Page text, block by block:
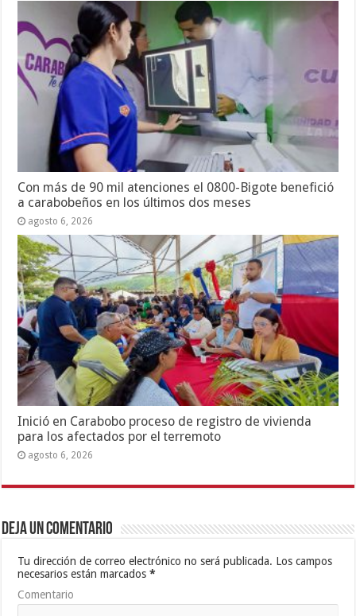
Con más de 90 mil atenciones el 0800-Bigote benefició
a carabobeños en los últimos dos meses
agosto 6, 2026
Inició en Carabobo proceso de registro de vivienda
para los afectados por el terremoto
agosto 6, 2026
Deja un comentario
Tu dirección de correo electrónico no será publicada. Los campos
necesarios están marcados*
Comentario